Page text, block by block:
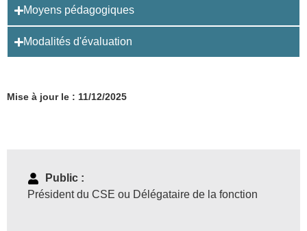
Moyens pédagogiques
Modalités d'évaluation
Mise à jour le : 11/12/2025
Public :
Président du CSE ou Délégataire de la fonction